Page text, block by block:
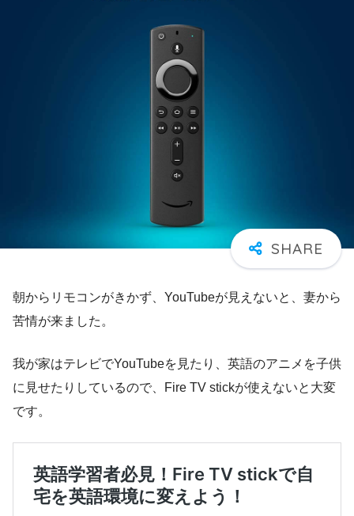
朝からリモコンがきかず、YouTubeが見えないと、妻から
苦情が来ました。
我が家はテレビでYouTubeを見たり、英語のアニメを子供
に見せたりしているので、Fire TV stickが使えないと大変
です。